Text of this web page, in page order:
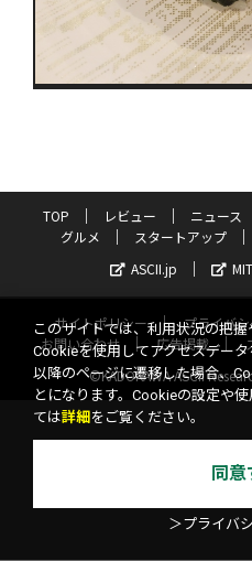
TOP レビュー ニュース
グルメ
スタートアップ
ASCII.jp
サイトポリシー プライバ
お問い合わせ
広告掲載
©KADOKAWA ASCII
このサイトでは、利用状況の把握
Cookieを使用してアクセスデー
以降のページに遷移した場合、
とになります。Cookieの設定や
ては詳細 をご覧ください。
同意
＞プライバ